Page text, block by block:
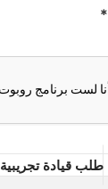
*
طلب قيادة تجريبية